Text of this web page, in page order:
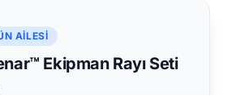
AILESI
Ekipman Rayı Seti